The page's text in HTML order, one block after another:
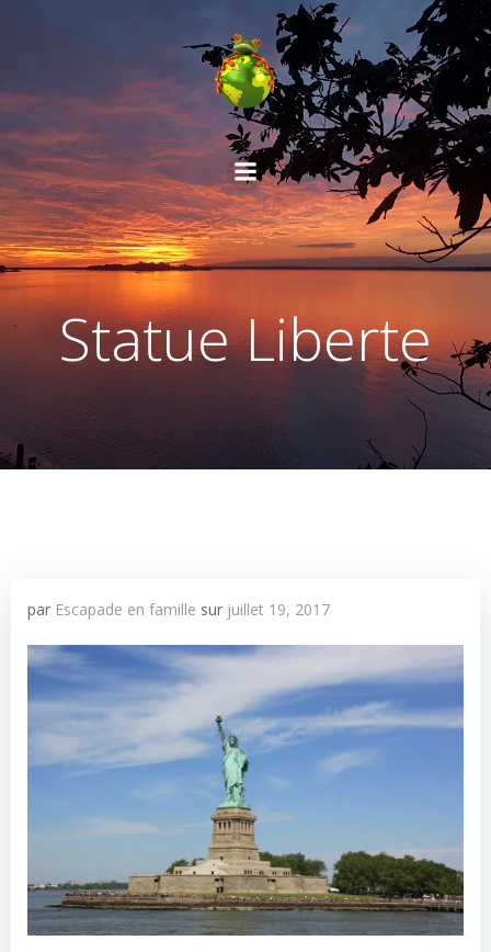
Aller
au
contenu
Statue Liberte
par Escapade en famille sur juillet 19, 2017